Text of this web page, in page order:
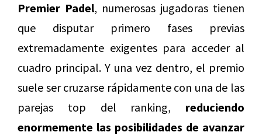
Premier Padel, numerosas jugadoras tienen
que disputar primero fases previas
extremadamente exigentes para acceder al
cuadro principal. Y una vez dentro, el premio
suele ser cruzarse rápidamente con una de las
parejas top del ranking, reduciendo
enormemente las posibilidades de avanzar